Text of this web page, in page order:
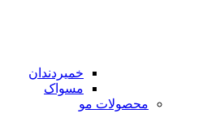
خمیردندان
مسواک
محصولات مو